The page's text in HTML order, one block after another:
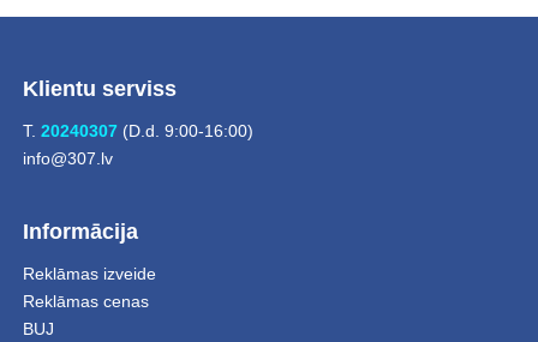
Klientu serviss
T. 20240307(D.d. 9:00-16:00)
info@307.lv
Informācija
Reklāmas izveide
Reklāmas cenas
BUJ